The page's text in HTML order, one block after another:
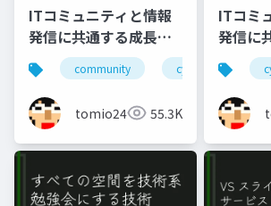
ITコミュニティと情報
発信に共通する成長と
貢献の要素(2023年版)
community cybozutech
tomio2480 55.3K
ITコミ
発信に
貢献の